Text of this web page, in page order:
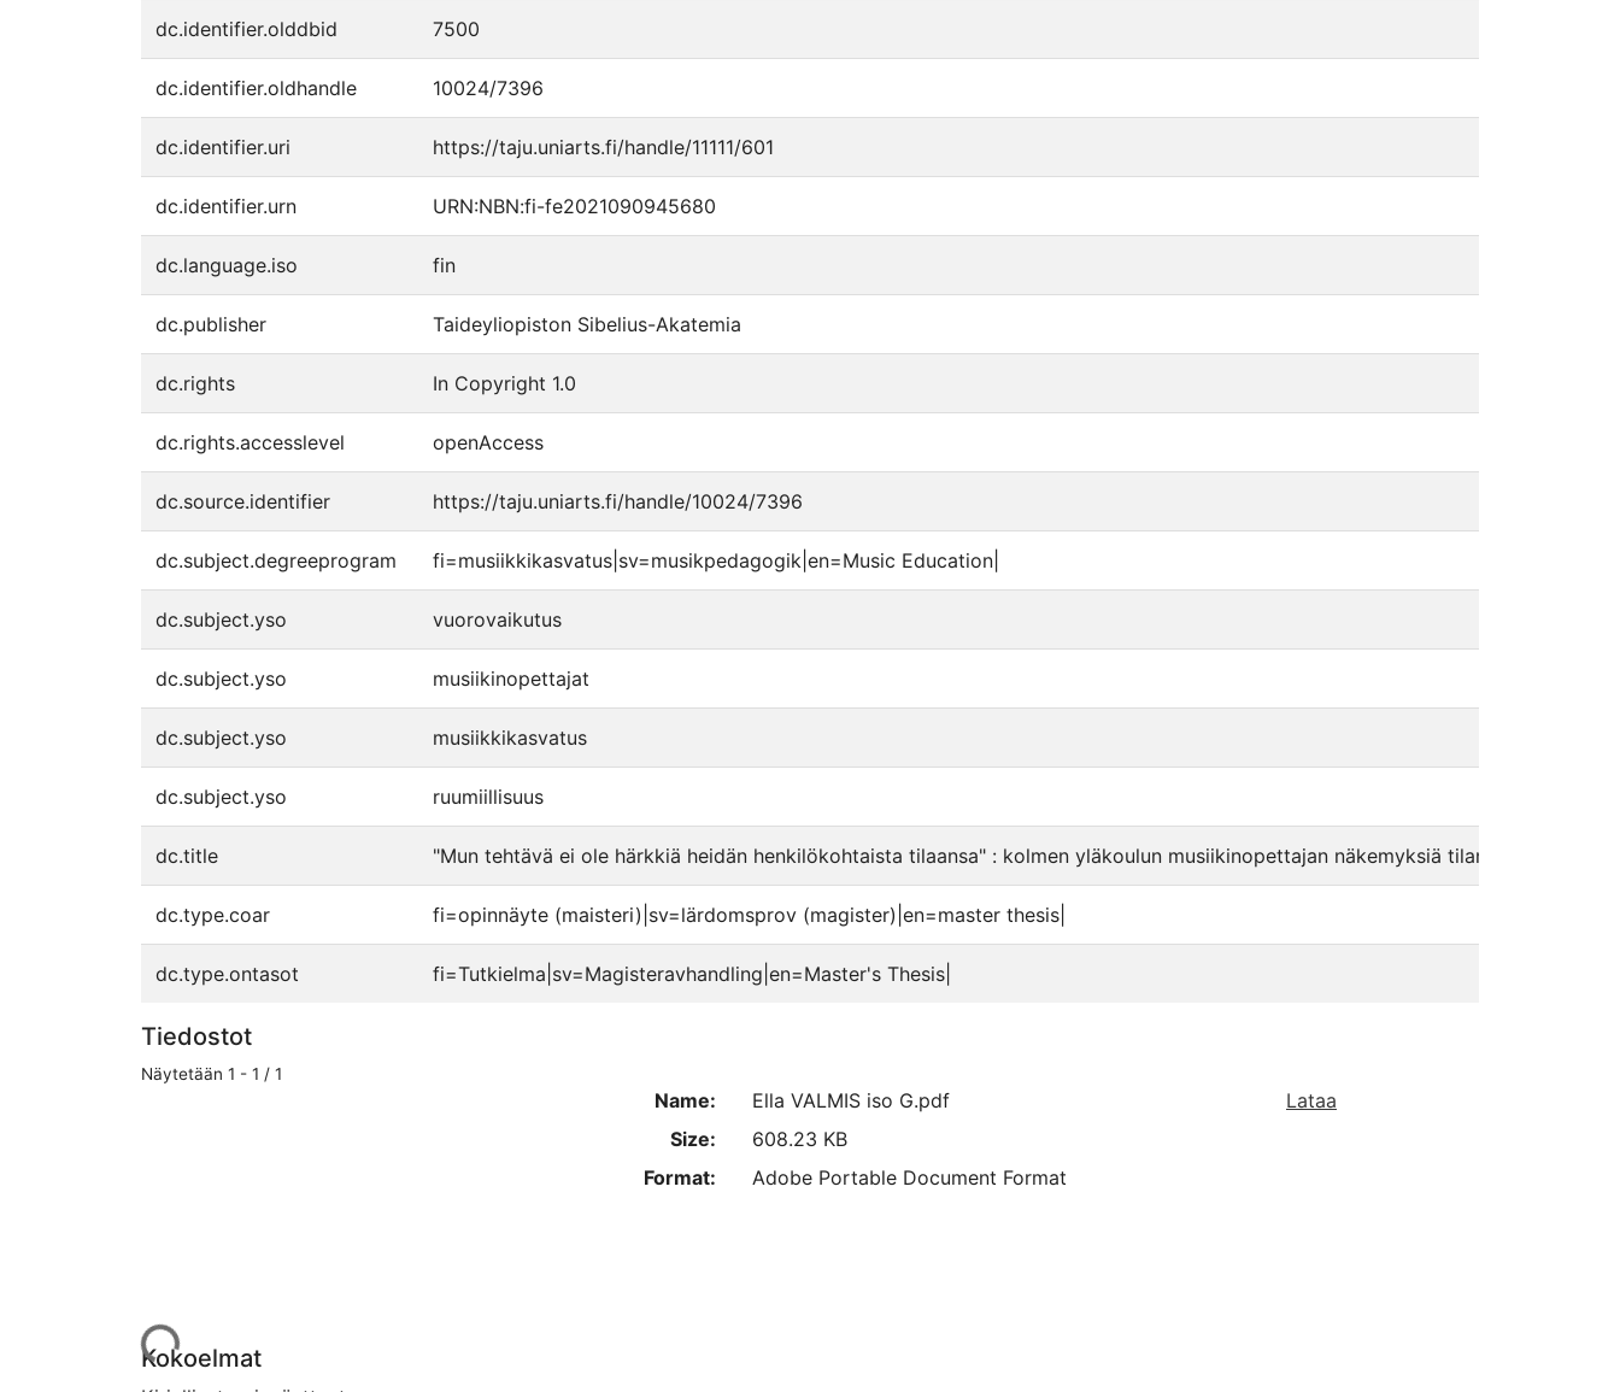
dc.identifier.olddbid 7500
dc.identifier.oldhandle 10024/7396
dc.identifier.uri https://taju.uniarts.fi/handle/11111/601
dc.identifier.urn URN:NBN:fi-fe2021090945680
dc.language.iso fin
dc.publisher Taideyliopiston Sibelius-Akatemia
dc.rights In Copyright 1.0
dc.rights.accesslevel openAccess
dc.source.identifier https://taju.uniarts.fi/handle/10024/7396
dc.subject.degreeprogram fi=musiikkikasvatus|sv=musikpedagogik|en=Music Education|
dc.subject.yso vuorovaikutus
dc.subject.yso musiikinopettajat
dc.subject.yso musiikkikasvatus
dc.subject.yso ruumiillisuus
dc.title "Mun tehtävä ei ole härkkiä heidän henkilökohtaista tilaansa" : kolmen yläkoulun musiikinopettajan näkemyksiä tilan ja kehon
dc.type.coar fi=opinnäyte (maisteri)|sv=lärdomsprov (magister)|en=master thesis|
dc.type.ontasot fi=Tutkielma|sv=Magisteravhandling|en=Master's Thesis|
Tiedostot
Näytetään 1 - 1 / 1
Ladataan...
Name:
Ella VALMIS iso G.pdf
Size:
608.23 KB
Format:
Adobe Portable Document Format
Lataa
Kokoelmat